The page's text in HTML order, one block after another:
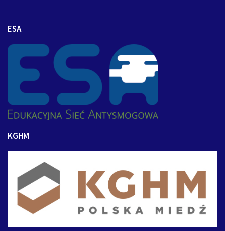
ESA
KGHM